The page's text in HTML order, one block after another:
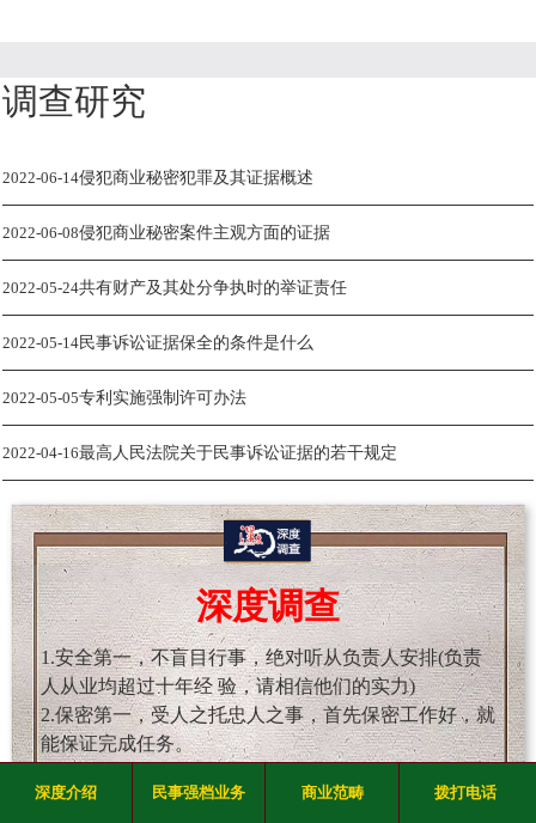
调查研究
2022-06-14侵犯商业秘密犯罪及其证据概述
2022-06-08侵犯商业秘密案件主观方面的证据
2022-05-24共有财产及其处分争执时的举证责任
2022-05-14民事诉讼证据保全的条件是什么
2022-05-05专利实施强制许可办法
2022-04-16最高人民法院关于民事诉讼证据的若干规定
深度调查
1.安全第一，不盲目行事，绝对听从负责人安排(负责
人从业均超过十年经 验，请相信他们的实力)
2.保密第一，受人之托忠人之事，首先保密工作好，就
能保证完成任务。
子爱财取之有道。
深度介绍 民事强档业务 商业范畴 拨打电话